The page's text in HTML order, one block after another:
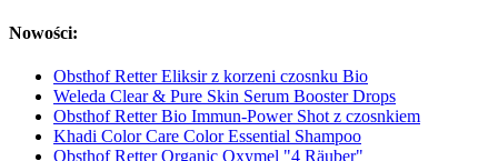
Nowości:
Obsthof Retter Eliksir z korzeni czosnku Bio
Weleda Clear & Pure Skin Serum Booster Drops
Obsthof Retter Bio Immun-Power Shot z czosnkiem
Khadi Color Care Color Essential Shampoo
Obsthof Retter Organic Oxymel "4 Räuber"